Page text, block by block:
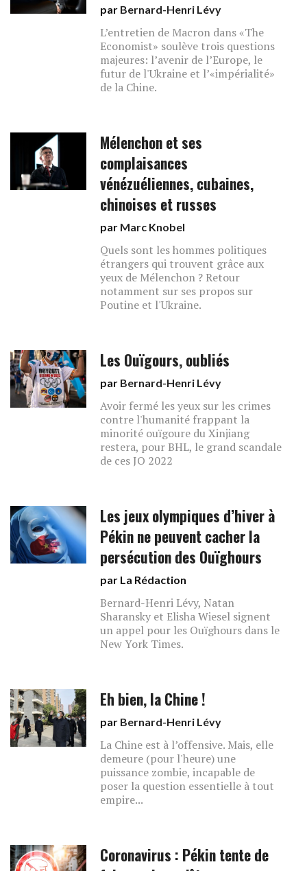
par Bernard-Henri Lévy
L’entretien de Macron dans «The
Economist» soulève trois questions
majeures: l’avenir de l’Europe, le
futur de l'Ukraine et l’«impérialité»
de la Chine.
Mélenchon et ses
complaisances
vénézuéliennes, cubaines,
chinoises et russes
par Marc Knobel
Quels sont les hommes politiques
étrangers qui trouvent grâce aux
yeux de Mélenchon ? Retour
notamment sur ses propos sur
Poutine et l'Ukraine.
Les Ouïgours, oubliés
par Bernard-Henri Lévy
Avoir fermé les yeux sur les crimes
contre l'humanité frappant la
minorité ouïgoure du Xinjiang
restera, pour BHL, le grand scandale
de ces JO 2022
Les jeux olympiques d’hiver à
Pékin ne peuvent cacher la
persécution des Ouïghours
par La Rédaction
Bernard-Henri Lévy, Natan
Sharansky et Elisha Wiesel signent
un appel pour les Ouïghours dans le
New York Times.
Eh bien, la Chine !
par Bernard-Henri Lévy
La Chine est à l’offensive. Mais, elle
demeure (pour l'heure) une
puissance zombie, incapable de
poser la question essentielle à tout
empire...
Coronavirus : Pékin tente de